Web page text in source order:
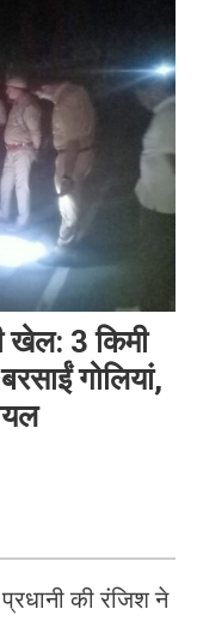
खेल: 3 किमी
गोलियां,
की रंजिश ने